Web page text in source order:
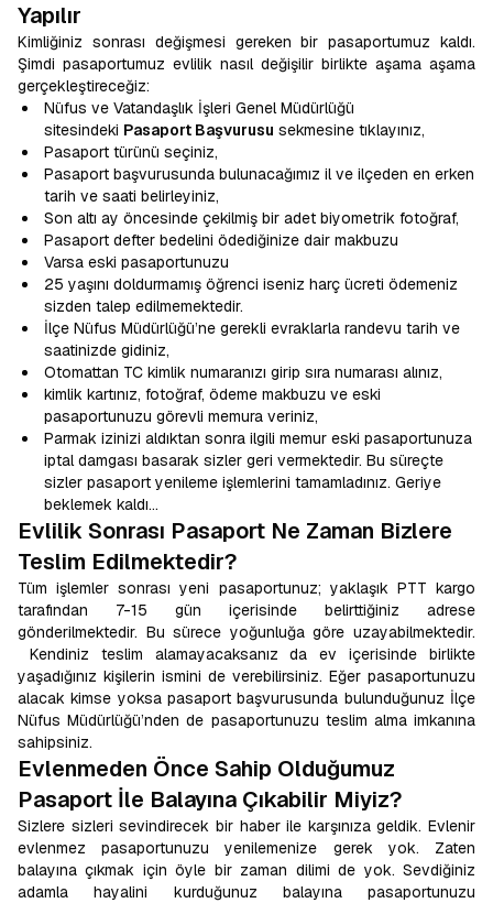
Yapılır
Kimliğiniz sonrası değişmesi gereken bir pasaportumuz kaldı.
Şimdi pasaportumuz evlilik nasıl değişilir birlikte aşama aşama
gerçekleştireceğiz:
Nüfus ve Vatandaşlık İşleri Genel Müdürlüğü
sitesindeki Pasaport Başvurusu sekmesine tıklayınız,
Pasaport türünü seçiniz,
Pasaport başvurusunda bulunacağımız il ve ilçeden en erken
tarih ve saati belirleyiniz,
Son altı ay öncesinde çekilmiş bir adet biyometrik fotoğraf,
Pasaport defter bedelini ödediğinize dair makbuzu
Varsa eski pasaportunuzu
25 yaşını doldurmamış öğrenci iseniz harç ücreti ödemeniz
sizden talep edilmemektedir.
İlçe Nüfus Müdürlüğü’ne gerekli evraklarla randevu tarih ve
saatinizde gidiniz,
Otomattan TC kimlik numaranızı girip sıra numarası alınız,
kimlik kartınız, fotoğraf, ödeme makbuzu ve eski
pasaportunuzu görevli memura veriniz,
Parmak izinizi aldıktan sonra ilgili memur eski pasaportunuza
iptal damgası basarak sizler geri vermektedir. Bu süreçte
sizler pasaport yenileme işlemlerini tamamladınız. Geriye
beklemek kaldı…
Evlilik Sonrası Pasaport Ne Zaman Bizlere
Teslim Edilmektedir?
Tüm işlemler sonrası yeni pasaportunuz; yaklaşık PTT kargo
tarafından 7-15 gün içerisinde belirttiğiniz adrese
gönderilmektedir. Bu sürece yoğunluğa göre uzayabilmektedir.
Kendiniz teslim alamayacaksanız da ev içerisinde birlikte
yaşadığınız kişilerin ismini de verebilirsiniz. Eğer pasaportunuzu
alacak kimse yoksa pasaport başvurusunda bulunduğunuz İlçe
Nüfus Müdürlüğü’nden de pasaportunuzu teslim alma imkanına
sahipsiniz.
Evlenmeden Önce Sahip Olduğumuz
Pasaport İle Balayına Çıkabilir Miyiz?
Sizlere sizleri sevindirecek bir haber ile karşınıza geldik. Evlenir
evlenmez pasaportunuzu yenilemenize gerek yok. Zaten
balayına çıkmak için öyle bir zaman dilimi de yok. Sevdiğiniz
adamla hayalini kurduğunuz balayına pasaportunuzu